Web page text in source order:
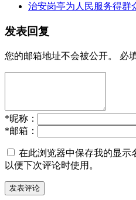
治安岗亭为人民服务得群
发表回复
您的邮箱地址不会被公开。 必
*昵称：
*邮箱：
在此浏览器中保存我的显示
以便下次评论时使用。